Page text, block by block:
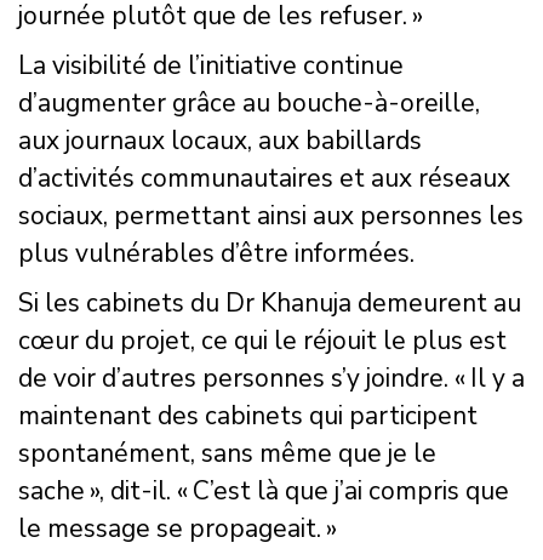
journée plutôt que de les refuser. »
La visibilité de l’initiative continue
d’augmenter grâce au bouche-à-oreille,
aux journaux locaux, aux babillards
d’activités communautaires et aux réseaux
sociaux, permettant ainsi aux personnes les
plus vulnérables d’être informées.
Si les cabinets du Dr Khanuja demeurent au
cœur du projet, ce qui le réjouit le plus est
de voir d’autres personnes s’y joindre. « Il y a
maintenant des cabinets qui participent
spontanément, sans même que je le
sache », dit-il. « C’est là que j’ai compris que
le message se propageait. »